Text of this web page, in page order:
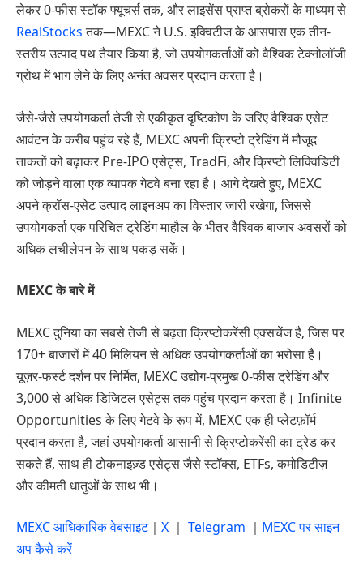
लेकर 0-फीस स्टॉक फ्यूचर्स तक, और लाइसेंस प्राप्त ब्रोकरों के माध्यम से
RealStocksतक—MEXC ने U.S. इक्विटीज के आसपास एक तीन-
स्तरीय उत्पाद पथ तैयार किया है, जो उपयोगकर्ताओं को वैश्विक टेक्नोलॉजी
ग्रोथ में भाग लेने के लिए अनंत अवसर प्रदान करता है।
जैसे-जैसे उपयोगकर्ता तेजी से एकीकृत दृष्टिकोण के जरिए वैश्विक एसेट
आवंटन के करीब पहुंच रहे हैं, MEXC अपनी क्रिप्टो ट्रेडिंग में मौजूद
ताकतों को बढ़ाकर Pre-IPO एसेट्स, TradFi, और क्रिप्टो लिक्विडिटी
को जोड़ने वाला एक व्यापक गेटवे बना रहा है। आगे देखते हुए, MEXC
अपने क्रॉस-एसेट उत्पाद लाइनअप का विस्तार जारी रखेगा, जिससे
उपयोगकर्ता एक परिचित ट्रेडिंग माहौल के भीतर वैश्विक बाजार अवसरों को
अधिक लचीलेपन के साथ पकड़ सकें।
MEXC के बारे में
MEXC दुनिया का सबसे तेजी से बढ़ता क्रिप्टोकरेंसी एक्सचेंज है, जिस पर
170+ बाजारों में 40 मिलियन से अधिक उपयोगकर्ताओं का भरोसा है।
यूज़र-फर्स्ट दर्शन पर निर्मित, MEXC उद्योग-प्रमुख 0-फीस ट्रेडिंग और
3,000 से अधिक डिजिटल एसेट्स तक पहुंच प्रदान करता है। Infinite
Opportunities के लिए गेटवे के रूप में, MEXC एक ही प्लेटफ़ॉर्म
प्रदान करता है, जहां उपयोगकर्ता आसानी से क्रिप्टोकरेंसी का ट्रेड कर
सकते हैं, साथ ही टोकनाइज़्ड एसेट्स जैसे स्टॉक्स, ETFs, कमोडिटीज़
और कीमती धातुओं के साथ भी।
MEXC आधिकारिक वेबसाइट｜ X ｜ Telegram ｜ MEXC पर साइन
अप कैसे करें